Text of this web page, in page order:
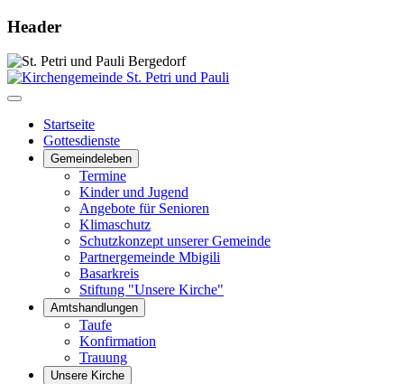
Header
Startseite
Gottesdienste
Gemeindeleben
Termine
Kinder und Jugend
Angebote für Senioren
Klimaschutz
Schutzkonzept unserer Gemeinde
Partnergemeinde Mbigili
Basarkreis
Stiftung "Unsere Kirche"
Amtshandlungen
Taufe
Konfirmation
Trauung
Unsere Kirche